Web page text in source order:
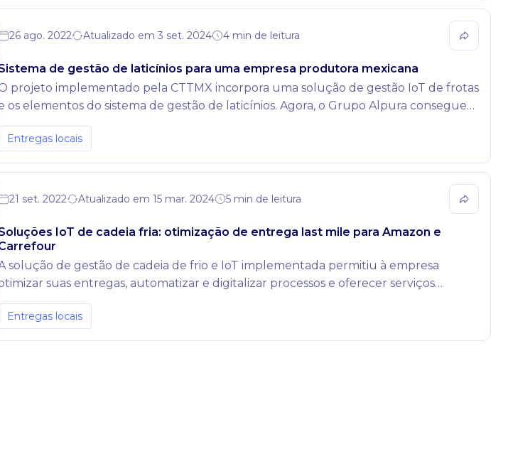
26 ago. 2022 Atualizado em 3 set. 2024 4 min de leitura
de gestão de laticínios para uma empresa produtora mexicana
projeto implementado pela CTTMX incorpora uma solução de gestão IoT de frotas
os elementos do sistema de gestão de laticínios. Agora, o Grupo Alpura consegue
controlar seus caminhões e o volume de leite que sai dos tubos transportadores.
Entregas locais
21 set. 2022 Atualizado em 15 mar. 2024 5 min de leitura
IoT de cadeia fria: otimização de entrega last mile para Amazon e
solução de gestão de cadeia de frio e IoT implementada permitiu à empresa
suas entregas, automatizar e digitalizar processos e oferecer serviços
transparentes e de alta qualidade aos seus clientes.
Entregas locais